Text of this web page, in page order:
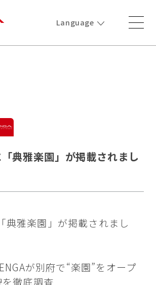
Language
典雅楽園」が掲載されまし
典雅楽園」が掲載されまし
が別府で“楽園”をオープ